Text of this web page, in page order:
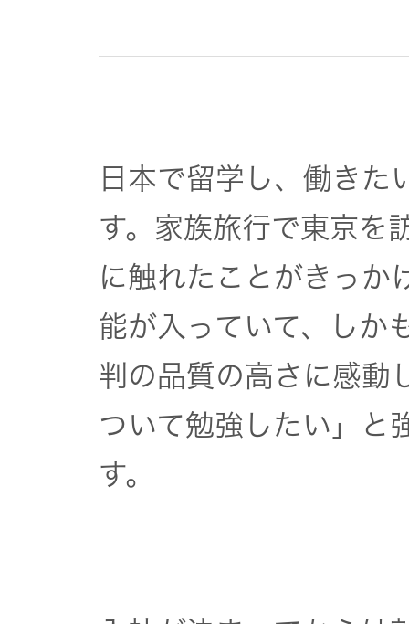
装置
Victor トッ
プロジェ
クター
オーディ
オコンポ
中途採用
障がい者
採用
オープン
カンパニ
ー
株主・投
資家情報
トップ
日本で留学し、働きた
す。家族旅行で東京を
に触れたことがきっか
能が入っていて、しか
判の品質の高さに感動
ついて勉強したい」と
す。